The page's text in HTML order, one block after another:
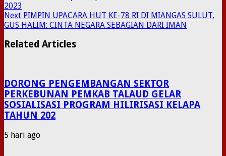
2023
Next PIMPIN UPACARA HUT KE-78 RI DI MIANGAS SULUT,
GUS HALIM: CINTA NEGARA SEBAGIAN DARI IMAN
Related Articles
DORONG PENGEMBANGAN SEKTOR
PERKEBUNAN PEMKAB TALAUD GELAR
SOSIALISASI PROGRAM HILIRISASI KELAPA
TAHUN 202
5 hari ago